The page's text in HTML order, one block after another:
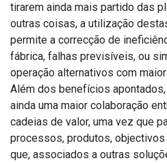
tirarem ainda mais partido das
outras coisas, a utilização
permite a correcção de
fábrica, falhas previsíveis, ou
operação alternativos com
Além dos benefícios
ainda uma maior colaboração
cadeias de valor, uma vez que
processos, produtos,
que, associados a outras